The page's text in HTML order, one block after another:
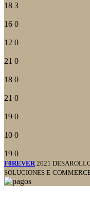
18 3
16 0
12 0
21 0
18 0
21 0
19 0
10 0
19 0
F0REVER 2021
SOLUCIONES E-